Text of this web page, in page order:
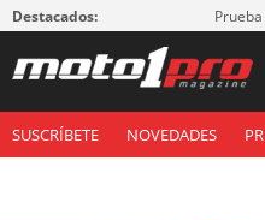
Destacados: Prueba
SUSCRÍBETE NOVEDADES